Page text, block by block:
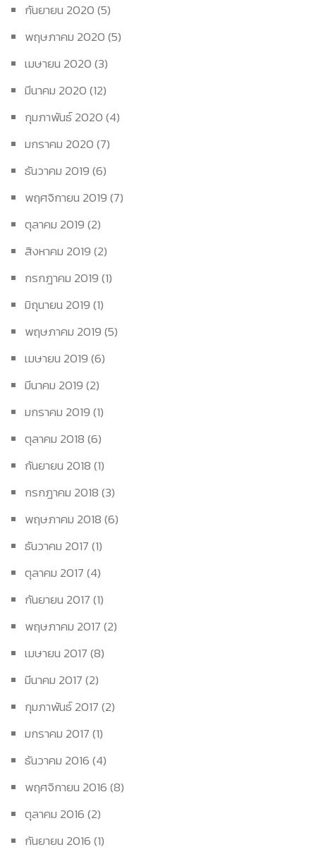
กันยายน 2020(5)
พฤษภาคม 2020(5)
เมษายน 2020(3)
มีนาคม 2020(12)
กุมภาพันธ์ 2020(4)
มกราคม 2020(7)
ธันวาคม 2019(6)
พฤศจิกายน 2019(7)
ตุลาคม 2019(2)
สิงหาคม 2019(2)
กรกฎาคม 2019(1)
มิถุนายน 2019(1)
พฤษภาคม 2019(5)
เมษายน 2019(6)
มีนาคม 2019(2)
มกราคม 2019(1)
ตุลาคม 2018(6)
กันยายน 2018(1)
กรกฎาคม 2018(3)
พฤษภาคม 2018(6)
ธันวาคม 2017(1)
ตุลาคม 2017(4)
กันยายน 2017(1)
พฤษภาคม 2017(2)
เมษายน 2017(8)
มีนาคม 2017(2)
กุมภาพันธ์ 2017(2)
มกราคม 2017(1)
ธันวาคม 2016(4)
พฤศจิกายน 2016(8)
ตุลาคม 2016(2)
กันยายน 2016(1)